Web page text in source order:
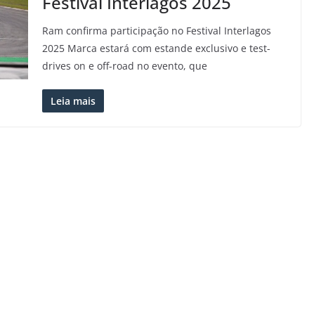
Ram confirma participação no Festival Interlagos
2025 Marca estará com estande exclusivo e test-
drives on e off-road no evento, que
Leia mais